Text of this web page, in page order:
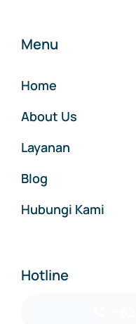
Menu
Home
About Us
Layanan
Blog
Hubungi Kami
Hotline